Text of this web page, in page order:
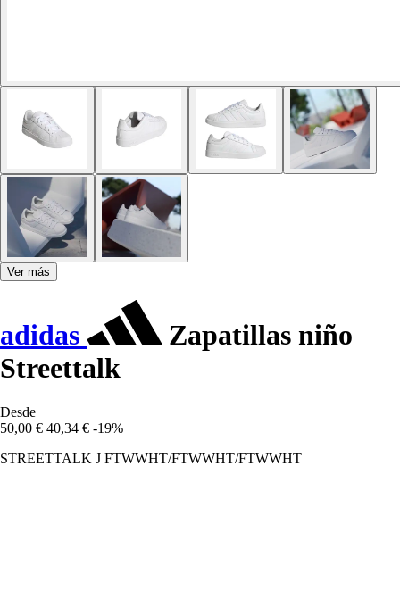
Ver más
adidas
Zapatillas niño
Streettalk
Desde
50,00 € 40,34 € -19%
STREETTALK J FTWWHT/FTWWHT/FTWWHT